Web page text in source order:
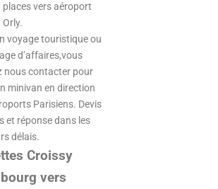
places vers aéroport
Orly.
voyage touristique ou
d’affaires,vous
nous contacter pour
minivan en direction
Parisiens. Devis
et réponse dans les
délais.
Croissy
vers